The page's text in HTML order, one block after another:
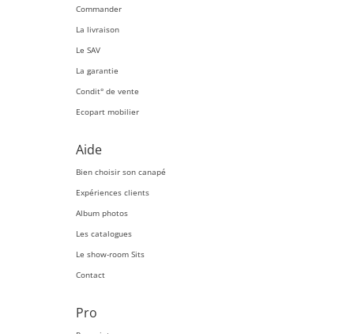
Commander
La livraison
Le SAV
La garantie
Condit° de vente
Ecopart mobilier
Aide
Bien choisir son canapé
Expériences clients
Album photos
Les catalogues
Le show-room Sits
Contact
Pro